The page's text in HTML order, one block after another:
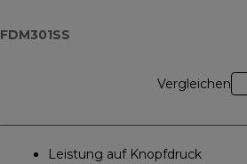
FDM301SS
Vergleichen
Leistung auf Knopfdruck